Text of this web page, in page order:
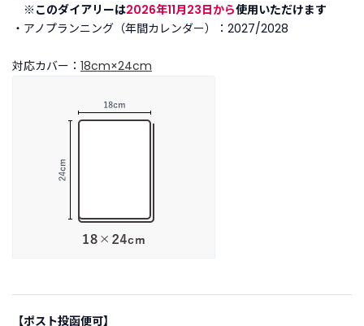
※このダイアリーは2026年11月23日から使用いただけます
・アノプランニング（年間カレンダー）：2027/2028
対応カバー： 18cm×24cm
【ポスト投函便可】